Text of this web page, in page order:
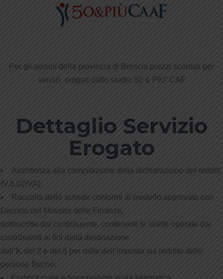
Per gli avisini della provincia di Brescia prezzi scontati per
servizi erogati dallo studio 50 & PIU’ CAF
Dettaglio Servizio
Erogato
Assistenza alla compilazione della dichiarazione dei redditi
(V.b.02lVA);
Raccolta delle schede conformi al modello approvato con
Decreto del Ministro delle Finanze,
sottoscritte dal contribuente, contenenti le scelte operate dai
contribuenti ai fini della destinazione
dell’8, del 2 e del 5 per mille dell’imposta sul reddito delle
persone fisiche;